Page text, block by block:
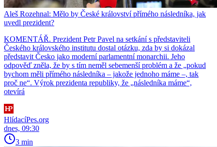
Aleš Rozehnal: Mělo by České království přímého následníka, jak
uvedl prezident?
KOMENTÁŘ. Prezident Petr Pavel na setkání s představiteli
Českého královského institutu dostal otázku, zda by si dokázal
představit Česko jako moderní parlamentní monarchii. Jeho
odpověď zněla, že by s tím neměl sebemenší problém a že „pokud
bychom měli přímého následníka – jakože jednoho máme –, tak
proč ne“. Výrok prezidenta republiky, že „následníka máme“,
otevírá
HlídacíPes.org
dnes, 09:30
3 min